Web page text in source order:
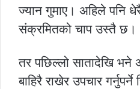
ज्यान गुमाए। अहिले पनि
संक्रमितको चाप उस्तै छ।
तर पछिल्लो सातादेखि भने
बाहिरै राखेर उपचार